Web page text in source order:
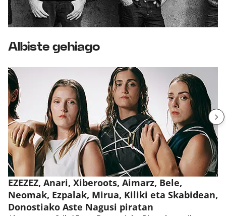
Albiste gehiago
EZEZEZ, Anari, Xiberoots, Aimarz, Bele,
Neomak, Ezpalak, Mirua, Kiliki eta Skabidean,
Donostiako Aste Nagusi piratan